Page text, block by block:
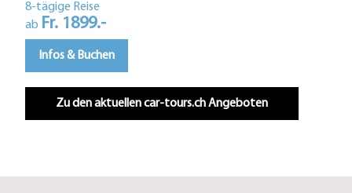
8-tägige Reise
ab Fr. 1899.-
Infos & Buchen
Zu den aktuellen car-tours.ch Angeboten